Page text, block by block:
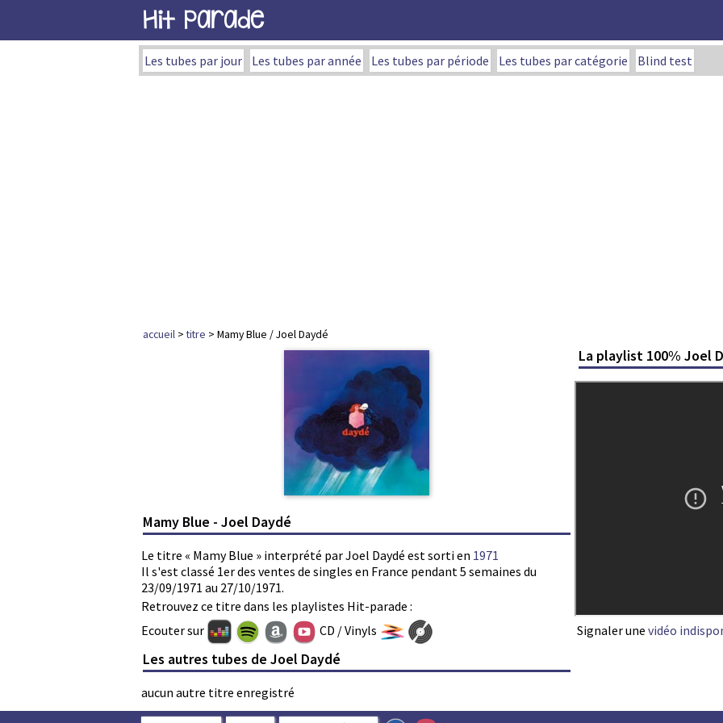
Hit Parade
Les tubes par jour Les tubes par année Les tubes par période Les tubes par catégorie Blind test
accueil >titre > Mamy Blue / Joel Daydé
Mamy Blue - Joel Daydé
Le titre « Mamy Blue » interprété par Joel Daydé est sorti en 1971
Il s'est classé 1er des ventes de singles en France pendant 5 semaines du
23/09/1971 au 27/10/1971.
Retrouvez ce titre dans les playlistes Hit-parade :
La playlist 100% Joel
Signaler une vidéo
Ecouter sur CD / Vinyls
Les autres tubes de Joel Daydé
aucun autre titre enregistré